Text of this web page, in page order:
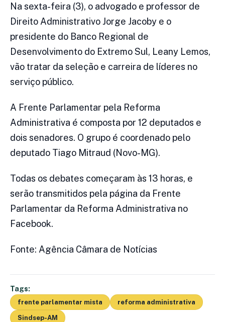
Na sexta-feira (3), o advogado e professor de
Direito Administrativo Jorge Jacoby e o
presidente do Banco Regional de
Desenvolvimento do Extremo Sul, Leany Lemos,
vão tratar da seleção e carreira de líderes no
serviço público.
A Frente Parlamentar pela Reforma
Administrativa é composta por 12 deputados e
dois senadores. O grupo é coordenado pelo
deputado Tiago Mitraud (Novo-MG).
Todas os debates começaram às 13 horas, e
serão transmitidos pela página da Frente
Parlamentar da Reforma Administrativa no
Facebook.
Fonte: Agência Câmara de Notícias
Tags:
frente parlamentar mista reforma administrativa
Sindsep-AM